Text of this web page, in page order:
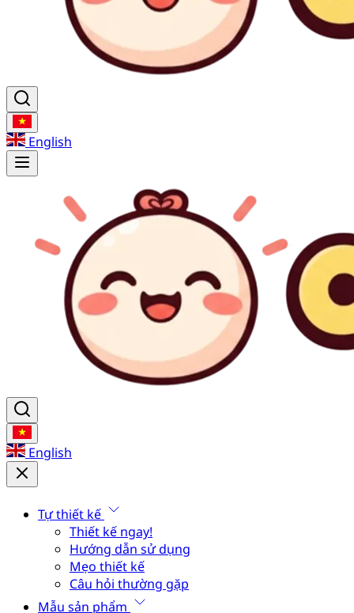
English
English
Tự thiết kế
Thiết kế ngay!
Hướng dẫn sử dụng
Mẹo thiết kế
Câu hỏi thường gặp
Mẫu sản phẩm